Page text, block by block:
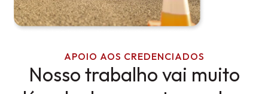
APOIO AOS CREDENCIADOS
Nosso trabalho vai muito